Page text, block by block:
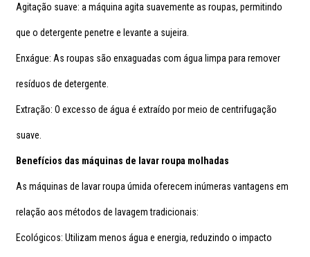
Agitação suave: a máquina agita suavemente as roupas, permitindo
que o detergente penetre e levante a sujeira.
Enxágue: As roupas são enxaguadas com água limpa para remover
resíduos de detergente.
Extração: O excesso de água é extraído por meio de centrifugação
suave.
Benefícios das máquinas de lavar roupa molhadas
As máquinas de lavar roupa úmida oferecem inúmeras vantagens em
relação aos métodos de lavagem tradicionais:
Ecológicos: Utilizam menos água e energia, reduzindo o impacto